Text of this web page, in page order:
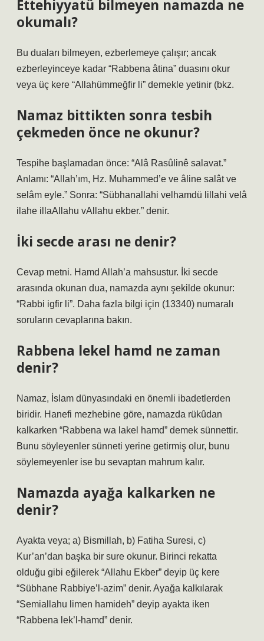
Ettehiyyatü bilmeyen namazda ne
okumalı?
Bu duaları bilmeyen, ezberlemeye çalışır; ancak
ezberleyinceye kadar “Rabbena âtina” duasını okur
veya üç kere “Allahümmeğfir li” demekle yetinir (bkz.
Namaz bittikten sonra tesbih
çekmeden önce ne okunur?
Tespihe başlamadan önce: “Alâ Rasûlinê salavat.”
Anlamı: “Allah’ım, Hz. Muhammed’e ve âline salât ve
selâm eyle.” Sonra: “Sübhanallahi velhamdü lillahi velâ
ilahe illaAllahu vAllahu ekber.” denir.
İki secde arası ne denir?
Cevap metni. Hamd Allah’a mahsustur. İki secde
arasında okunan dua, namazda aynı şekilde okunur:
“Rabbi igfir li”. Daha fazla bilgi için (13340) numaralı
soruların cevaplarına bakın.
Rabbena lekel hamd ne zaman
denir?
Namaz, İslam dünyasındaki en önemli ibadetlerden
biridir. Hanefi mezhebine göre, namazda rükûdan
kalkarken “Rabbena wa lakel hamd” demek sünnettir.
Bunu söyleyenler sünneti yerine getirmiş olur, bunu
söylemeyenler ise bu sevaptan mahrum kalır.
Namazda ayağa kalkarken ne
denir?
Ayakta veya; a) Bismillah, b) Fatiha Suresi, c)
Kur’an’dan başka bir sure okunur. Birinci rekatta
olduğu gibi eğilerek “Allahu Ekber” deyip üç kere
“Sübhane Rabbiye’l-azim” denir. Ayağa kalkılarak
“Semiallahu limen hamideh” deyip ayakta iken
“Rabbena lek’l-hamd” denir.